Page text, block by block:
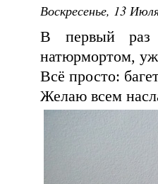
Воскресенье, 13
В первый раз
натюрмортом,
Всё просто:
Желаю всем